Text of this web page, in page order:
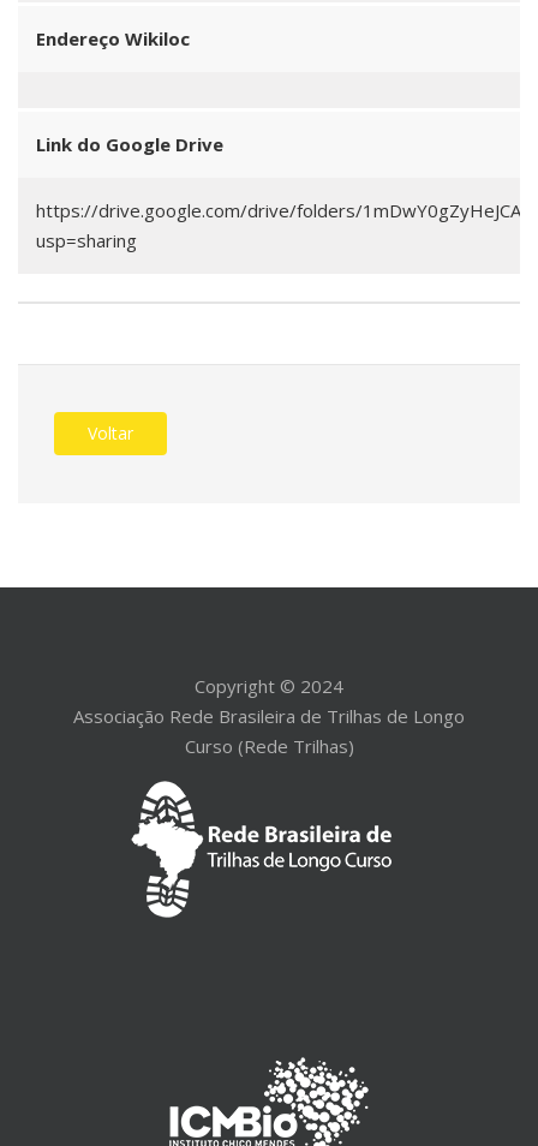
Endereço Wikiloc
Link do Google Drive
https://drive.google.com/drive/folders/
usp=sharing
Voltar
Copyright © 2024
Associação Rede Brasileira de Trilhas de Longo
Curso (Rede Trilhas)